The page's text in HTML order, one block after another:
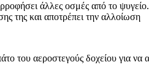
άλλες οσμές από το
της και αποτρέπει την αλλοίωση
του αεροστεγούς δοχείου για να